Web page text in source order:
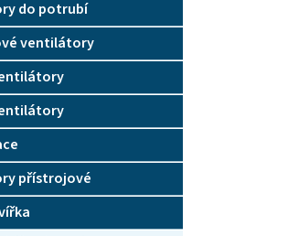
do potrubí
ventilátory
přístrojové